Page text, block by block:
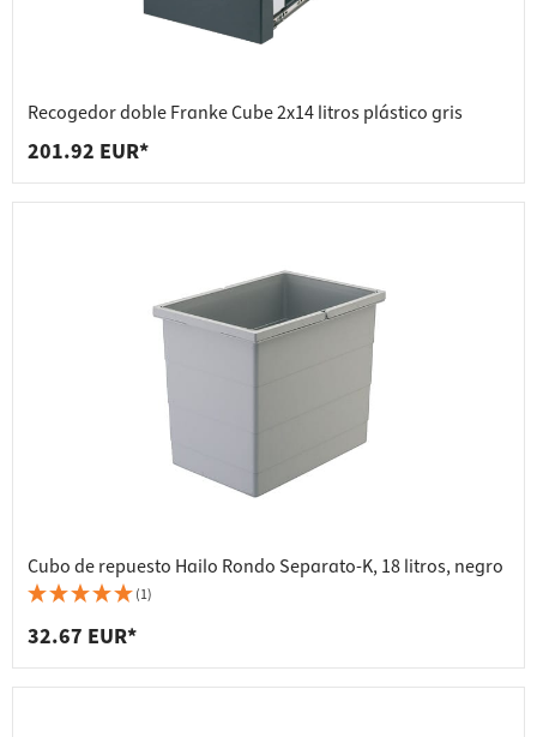
Recogedor doble Franke Cube 2x14 litros plástico gris
201.92 EUR*
Cubo de repuesto Hailo Rondo Separato-K, 18 litros, negro
(1)
32.67 EUR*